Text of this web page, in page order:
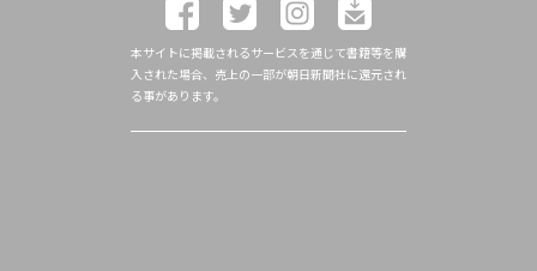
本サイトに掲載されるサービスを通じて書籍等を購
入された場合、売上の一部が朝日新聞社に還元され
る事があります。